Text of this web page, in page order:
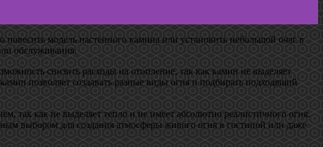
повесить модель настенного камина или установить небольшой очаг в
обслуживания.
снизить расходы на отопление, так как камин не выделяет
позволяет создавать разные виды огня и подбирать подходящий
так как не выделяет тепло и не имеет абсолютно реалистичного огня.
выбором для создания атмосферы живого огня в гостиной или даже